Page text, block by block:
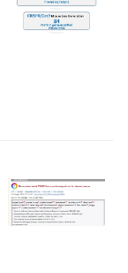
蛋白CTHRC1被证